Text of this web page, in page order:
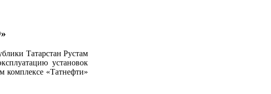
Татарстан Рустам
установок
комплексе «Татнефти»